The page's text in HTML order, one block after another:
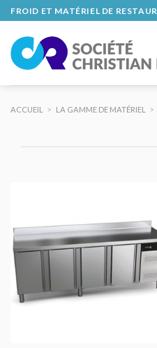
Skip
to
content
FROID ET MATÉRIEL DE
ACCUEIL > LA GAMME DE MATÉRIEL >
AJOUTER
AU DEVIS